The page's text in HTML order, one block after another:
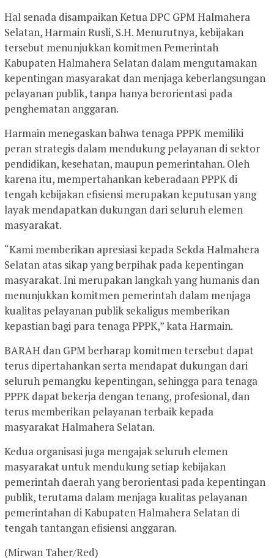
Hal senada disampaikan Ketua DPC GPM Halmahera
Selatan, Harmain Rusli, S.H. Menurutnya, kebijakan
tersebut menunjukkan komitmen Pemerintah
Kabupaten Halmahera Selatan dalam mengutamakan
kepentingan masyarakat dan menjaga keberlangsungan
pelayanan publik, tanpa hanya berorientasi pada
penghematan anggaran.
Harmain menegaskan bahwa tenaga PPPK memiliki
peran strategis dalam mendukung pelayanan di sektor
pendidikan, kesehatan, maupun pemerintahan. Oleh
karena itu, mempertahankan keberadaan PPPK di
tengah kebijakan efisiensi merupakan keputusan yang
layak mendapatkan dukungan dari seluruh elemen
masyarakat.
“Kami memberikan apresiasi kepada Sekda Halmahera
Selatan atas sikap yang berpihak pada kepentingan
masyarakat. Ini merupakan langkah yang humanis dan
menunjukkan komitmen pemerintah dalam menjaga
kualitas pelayanan publik sekaligus memberikan
kepastian bagi para tenaga PPPK,” kata Harmain.
BARAH dan GPM berharap komitmen tersebut dapat
terus dipertahankan serta mendapat dukungan dari
seluruh pemangku kepentingan, sehingga para tenaga
PPPK dapat bekerja dengan tenang, profesional, dan
terus memberikan pelayanan terbaik kepada
masyarakat Halmahera Selatan.
Kedua organisasi juga mengajak seluruh elemen
masyarakat untuk mendukung setiap kebijakan
pemerintah daerah yang berorientasi pada kepentingan
publik, terutama dalam menjaga kualitas pelayanan
pemerintahan di Kabupaten Halmahera Selatan di
tengah tantangan efisiensi anggaran.
(Mirwan Taher/Red)